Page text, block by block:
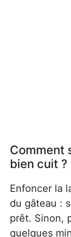
Comment
bien cuit ?
Enfoncer la
du gâteau :
prêt. Sinon,
quelques